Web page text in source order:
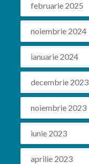
februarie 2025
noiembrie 2024
ianuarie 2024
decembrie 2023
noiembrie 2023
iunie 2023
aprilie 2023